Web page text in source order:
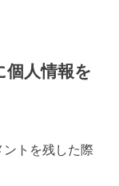
人情報を
トを残した際